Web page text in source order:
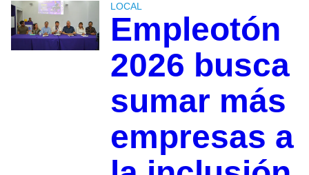
LOCAL
Empleotón
2026 busca
sumar más
empresas a